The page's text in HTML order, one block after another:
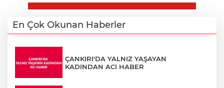
En Çok Okunan Haberler
ÇANKIRI'DA YALNIZ YAŞAYAN
KADINDAN ACI HABER